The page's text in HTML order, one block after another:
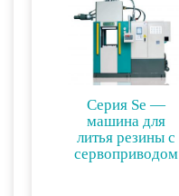
Серия Se —
машина для
литья резины с
сервоприводом